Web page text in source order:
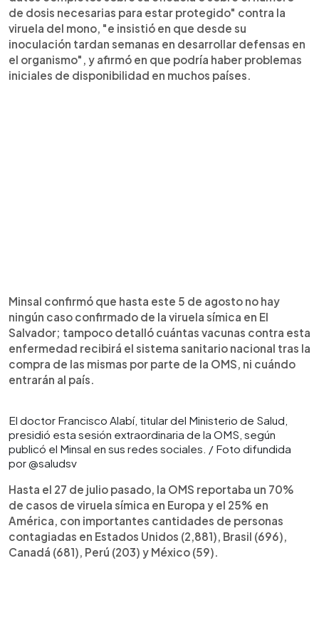
de dosis necesarias para estar protegido" contra la
viruela del mono, "e insistió en que desde su
inoculación tardan semanas en desarrollar defensas en
el organismo", y afirmó en que podría haber problemas
iniciales de disponibilidad en muchos países.
Minsal confirmó que hasta este 5 de agosto no hay
ningún caso confirmado de la viruela símica en El
Salvador; tampoco detalló cuántas vacunas contra esta
enfermedad recibirá el sistema sanitario nacional tras la
compra de las mismas por parte de la OMS, ni cuándo
entrarán al país.
El doctor Francisco Alabí, titular del Ministerio de Salud,
presidió esta sesión extraordinaria de la OMS, según
publicó el Minsal en sus redes sociales. / Foto difundida
por @saludsv
Hasta el 27 de julio pasado, la OMS reportaba un 70%
de casos de viruela símica en Europa y el 25% en
América, con importantes cantidades de personas
contagiadas en Estados Unidos (2,881), Brasil (696),
Canadá (681), Perú (203) y México (59).